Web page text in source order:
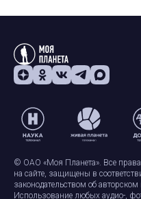
© ОАО «Моя Планета». Все
на сайте, защищены в
законодательством об
Использование любых аудио-,